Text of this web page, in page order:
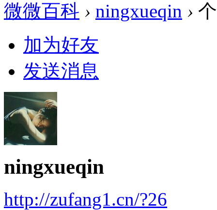
微微百科 › ningxueqin ›
加为好友
发送消息
ningxueqin
http://zufang1.cn/?26